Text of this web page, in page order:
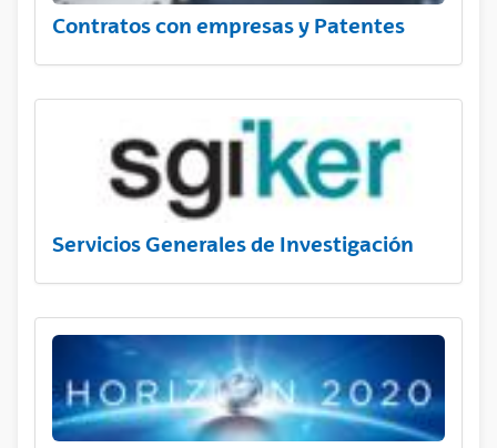
Contratos con empresas y Patentes
Servicios Generales de Investigación